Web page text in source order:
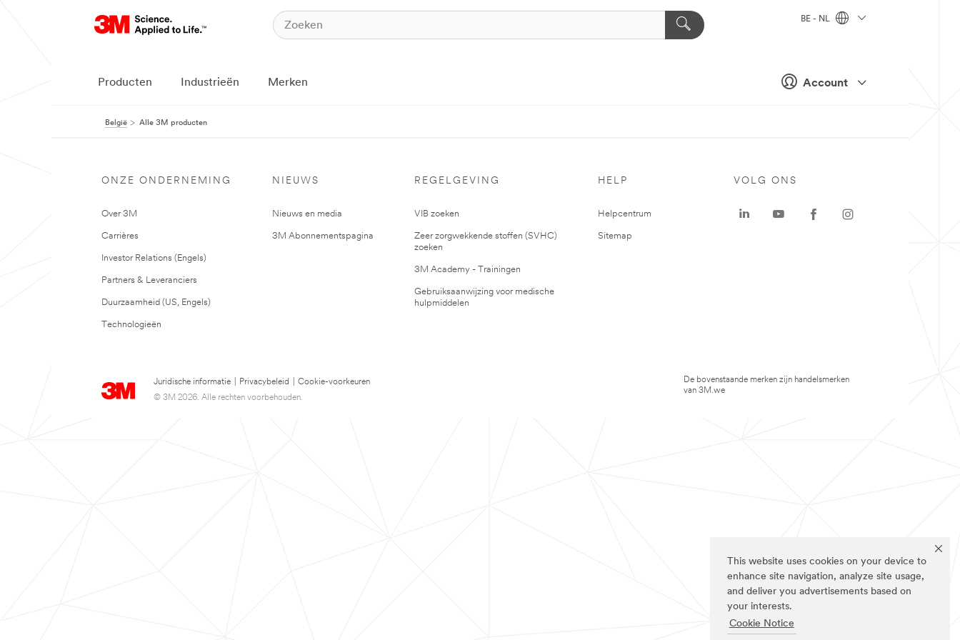
This website uses cookies on your device to
enhance site navigation, analyze site usage,
and deliver you advertisements based on
your interests.
Cookie Notice
Account
BE - NL
Producten Industrieën Merken
België Alle 3M producten
ONZE ONDERNEMING
Over 3M
Carrières
Investor Relations (Engels)
Partners & Leveranciers
Duurzaamheid (US, Engels)
Technologieën
NIEUWS
Nieuws en media
3M Abonnementspagina
REGELGEVING
VIB zoeken
Zeer zorgwekkende stoffen (SVHC)
zoeken
3M Academy - Trainingen
Gebruiksaanwijzing voor medische
hulpmiddelen
HELP
Helpcentrum
Sitemap
Juridische informatie Privacybeleid
Cookie-voorkeuren
© 3M 2026. Alle rechten voorbehouden.
VOLG ONS
De bovenstaande merken zijn handelsmerken
van 3M.we